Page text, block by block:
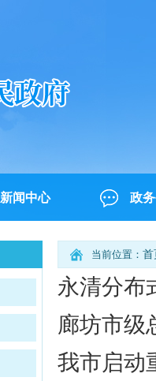
新闻中心 政
当前位置： 首
永清分布
廊坊市级
我市启动